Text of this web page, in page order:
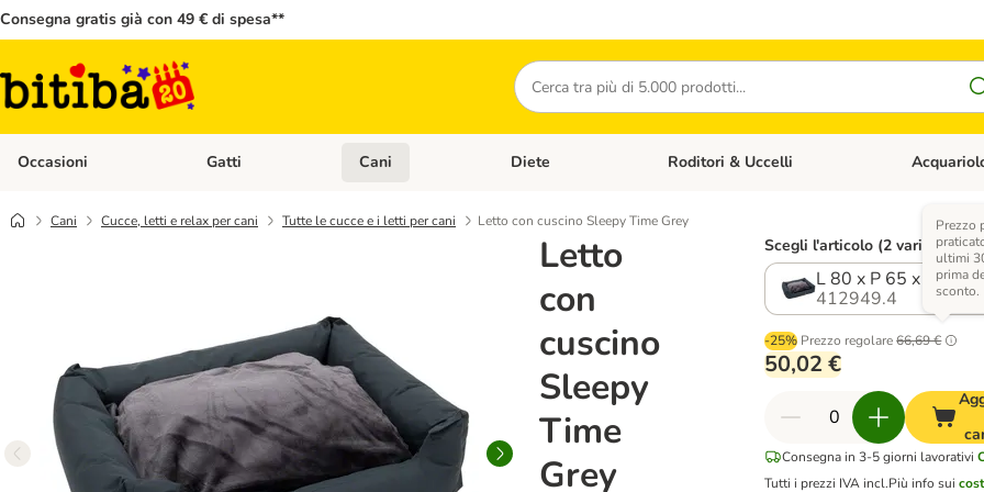
Consegna gratis già con 49 € di spesa**
Cerca
Occasioni Apri Menù Categoria: Occasioni
Gatti Apri Menù Categoria: Gatti
Cani Apri Menù Categoria: Cani
Diete Apri Menù Categoria: Diete
Roditori & Uccelli Apri Menù
Cani Cucce, letti e relax per cani Tutte le cucce e i letti per cani Letto con cuscino Sleepy Time Grey
Letto
con
cuscino
Sleepy
Time
Grey
Scegli l'articolo (2 varianti)
L 80 x P 65 x H 30
412949.4
-25% Prezzo regolare 66,69 €
Prezzo
ultimi
prima
sconto.
50,02 €
Consegna in 3-5 giorni lavorativi
Tutti i prezzi IVA incl.Più info sui